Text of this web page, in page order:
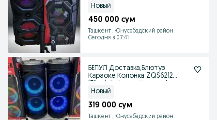
Микрофон.
Новый
450 000 сум
Ташкент, Юнусабадский район
Сегодня в 07:41
БЕПУЛ Доставка,Блютуз
Караоке Колонка ZQS6212
Новый
319 000 сум
Ташкент, Юнусабадский район